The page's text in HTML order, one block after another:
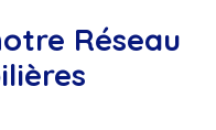
Réseau